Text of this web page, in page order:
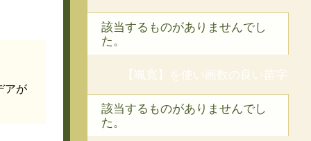
アが
該当するものがありませんでし
た。
【颯寛】を使い画数の良い苗字
該当するものがありませんでし
た。